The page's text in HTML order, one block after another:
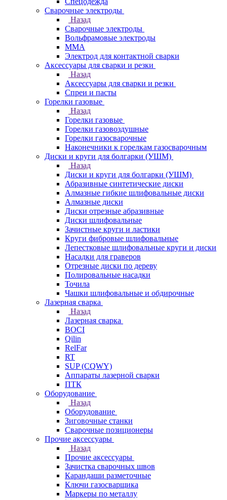
Сварочные электроды
Назад
Сварочные электроды
Вольфрамовые электроды
ММА
Электрод для контактной сварки
Аксессуары для сварки и резки
Назад
Аксессуары для сварки и резки
Спреи и пасты
Горелки газовые
Назад
Горелки газовые
Горелки газовоздушные
Горелки газосварочные
Наконечники к горелкам газосварочным
Диски и круги для болгарки (УШМ)
Назад
Диски и круги для болгарки (УШМ)
Абразивные синтетические диски
Алмазные гибкие шлифовальные диски
Алмазные диски
Диски отрезные абразивные
Диски шлифовальные
Зачистные круги и ластики
Круги фибровые шлифовальные
Лепестковые шлифовальные круги и диски
Насадки для граверов
Отрезные диски по дереву
Полировальные насадки
Точила
Чашки шлифовальные и обдирочные
Лазерная сварка
Назад
Лазерная сварка
BOCI
Qilin
RelFar
RT
SUP (CQWY)
Аппараты лазерной сварки
ПТК
Оборудование
Назад
Оборудование
Зиговочные станки
Сварочные позиционеры
Прочие аксессуары
Назад
Прочие аксессуары
Зачистка сварочных швов
Карандаши разметочные
Ключи газосварщика
Маркеры по металлу